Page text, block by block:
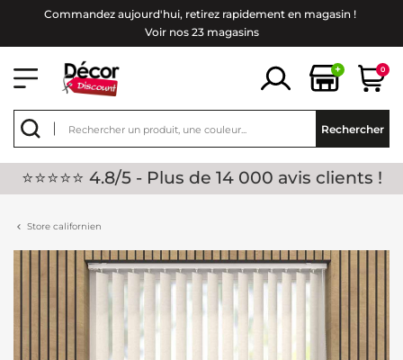
Commandez aujourd'hui, retirez rapidement en magasin !
Voir nos 23 magasins
+ 0
Rechercher
⭐⭐⭐⭐⭐ 4.8/5 - Plus de 14 000 avis clients !
Store californien